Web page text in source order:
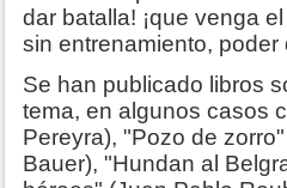
dar batalla! ¡que venga
sin entrenamiento,
Se han publicado libros
tema, en algunos casos
Pereyra), "Pozo de
Bauer), "Hundan al